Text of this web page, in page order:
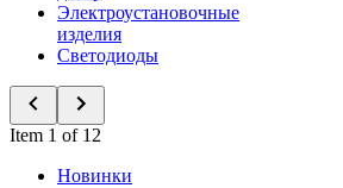
Электроустановочные
изделия
Светодиоды
Item 1 of 12
Новинки